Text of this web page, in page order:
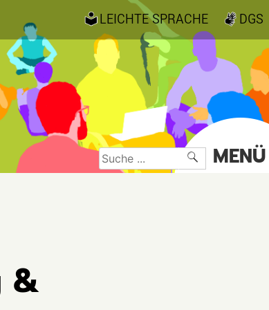
DGS
LEICHTE SPRACHE
Suche
nach:
MENÜ
&